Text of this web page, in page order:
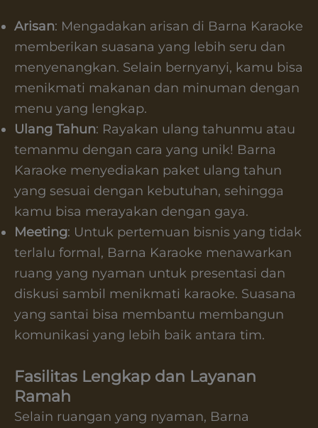
Arisan: Mengadakan arisan di Barna Karaoke
memberikan suasana yang lebih seru dan
menyenangkan. Selain bernyanyi, kamu bisa
menikmati makanan dan minuman dengan
menu yang lengkap.
Ulang Tahun: Rayakan ulang tahunmu atau
temanmu dengan cara yang unik! Barna
Karaoke menyediakan paket ulang tahun
yang sesuai dengan kebutuhan, sehingga
kamu bisa merayakan dengan gaya.
Meeting: Untuk pertemuan bisnis yang tidak
terlalu formal, Barna Karaoke menawarkan
ruang yang nyaman untuk presentasi dan
diskusi sambil menikmati karaoke. Suasana
yang santai bisa membantu membangun
komunikasi yang lebih baik antara tim.
Fasilitas Lengkap dan Layanan
Ramah
Selain ruangan yang nyaman, Barna